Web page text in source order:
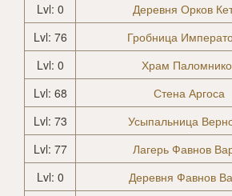
Lvl: 0
Деревня Орков
Lvl: 76
Гробница
Lvl: 0
Храм
Lvl: 68
Стена Аргоса
Lvl: 73
Усыпальница
Lvl: 77
Лагерь Фавнов
Lvl: 0
Деревня Фавнов